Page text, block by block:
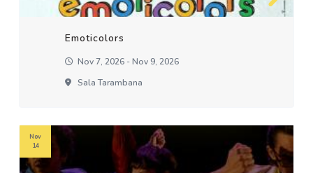
Emoticolors
Nov 7, 2026 - Nov 9, 2026
Sala Tarambana
Nov
14